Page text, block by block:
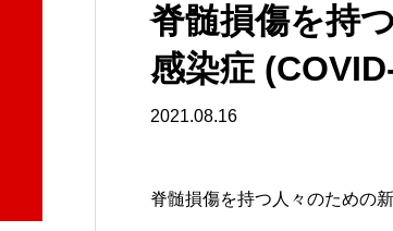
脊髄損傷を持
感染症
2021.08.16
脊髄損傷を持つ人々のための